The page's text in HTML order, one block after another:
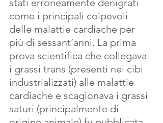
stati erroneamente denigrati
come i principali colpevoli
delle malattie cardiache per
più di sessant’anni. La prima
prova scientifica che collegava
i grassi trans (presenti nei cibi
industrializzati) alle malattie
cardiache e scagionava i grassi
saturi (principalmente di